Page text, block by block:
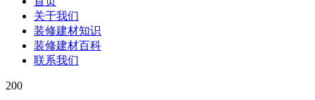
关于我们
装修建材知识
装修建材百科
联系我们
200